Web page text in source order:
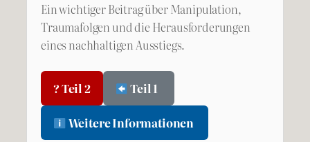
Ein wichtiger Beitrag über Manipulation,
Traumafolgen und die Herausforderungen
eines nachhaltigen Ausstiegs.
? Teil 2 Teil 1
Weitere Informationen